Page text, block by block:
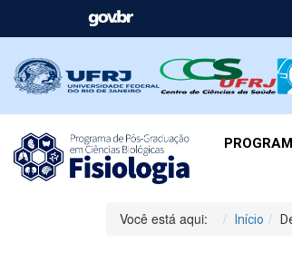
Você está aqui: Início